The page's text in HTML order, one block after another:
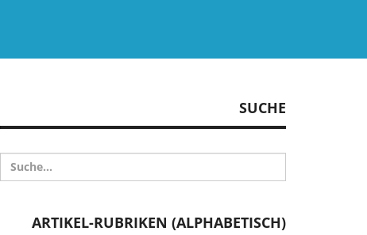
SUCHE
ARTIKEL-RUBRIKEN (ALPHABETISCH)